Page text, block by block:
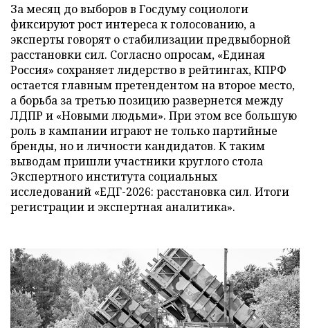
За месяц до выборов в Госдуму социологи
фиксируют рост интереса к голосованию, а
эксперты говорят о стабилизации предвыборной
расстановки сил. Согласно опросам, «Единая
Россия» сохраняет лидерство в рейтингах, КПРФ
остается главным претендентом на второе место,
а борьба за третью позицию развернется между
ЛДПР и «Новыми людьми». При этом все большую
роль в кампании играют не только партийные
бренды, но и личности кандидатов. К таким
выводам пришли участники круглого стола
Экспертного института социальных
исследований «ЕДГ-2026: расстановка сил. Итоги
регистрации и экспертная аналитика».